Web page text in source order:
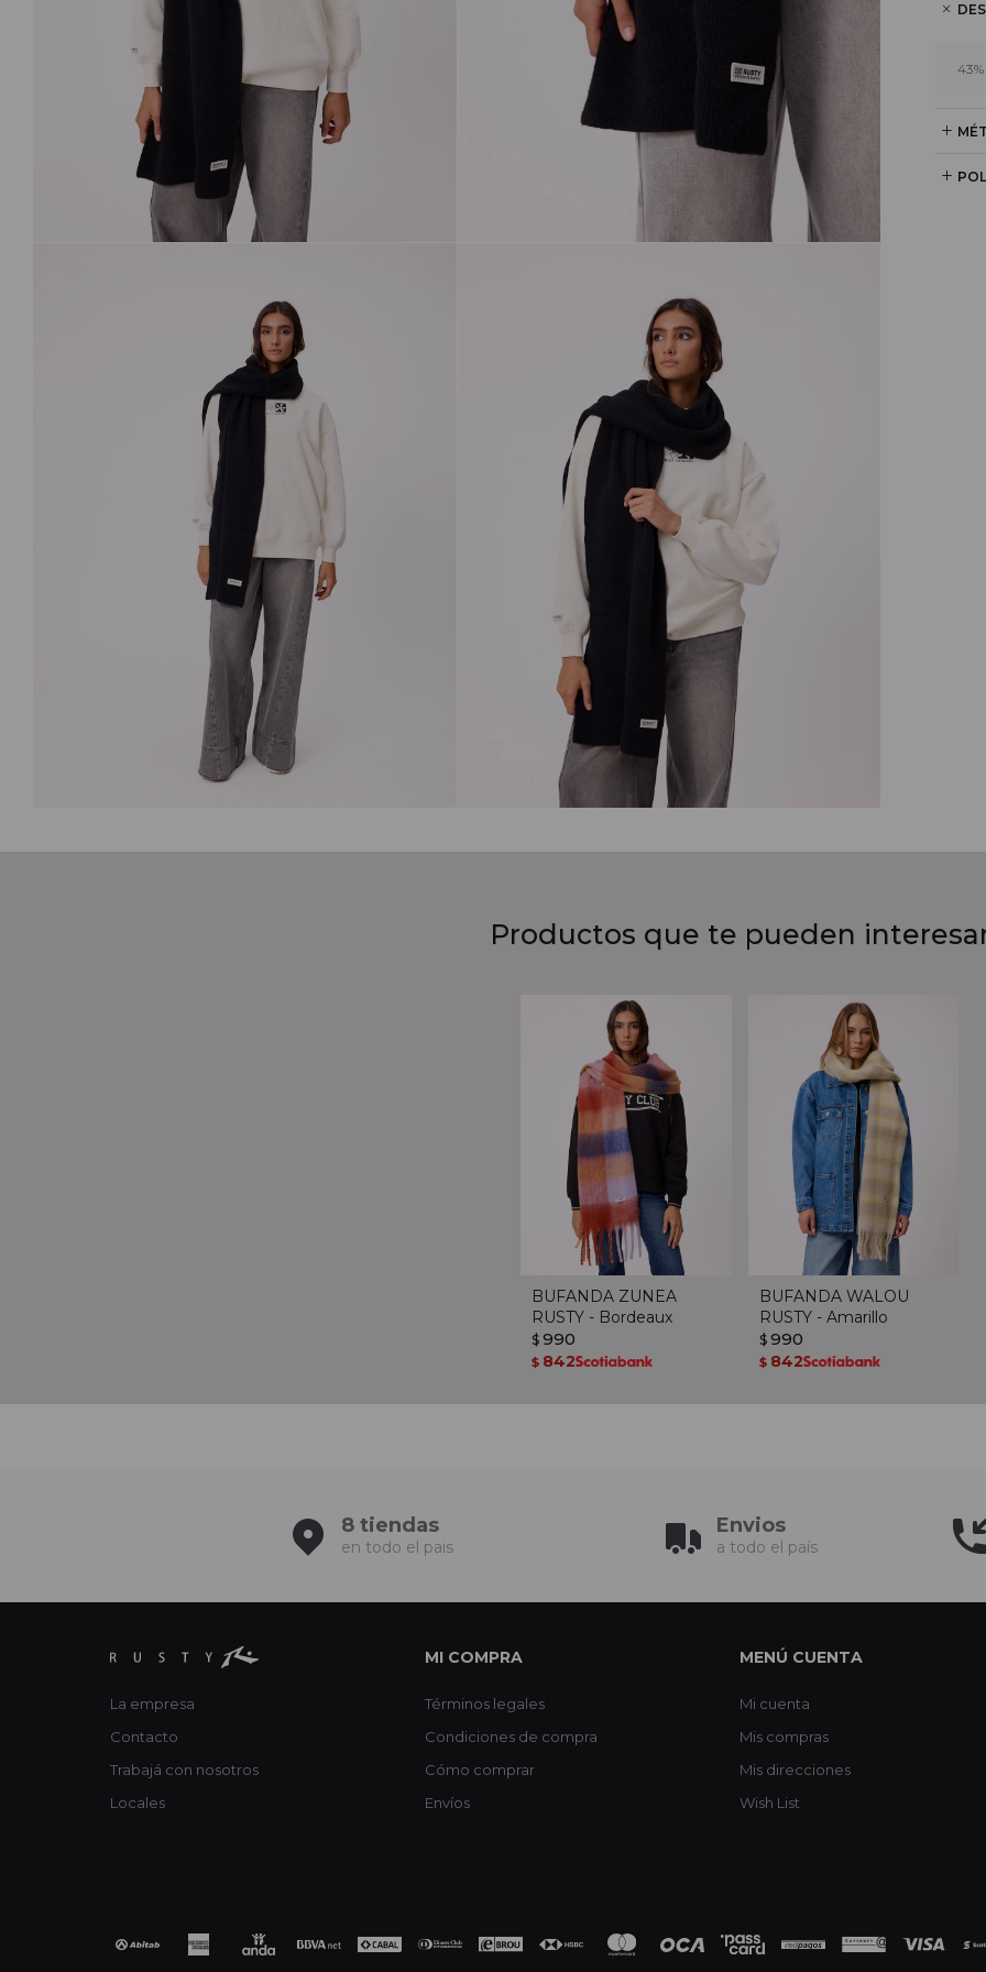
Productos que te pueden
BUFANDA ZUNEA
RUSTY - Bordeaux
$ 990
$ 842
BUFANDA WALOU
RUSTY - Amarillo
$ 990
$ 842
8 tiendas
en todo el pais
Envios
a todo el país
La empresa
Contacto
Trabajá con nosotros
Locales
MI COMPRA
Términos legales
Condiciones de compra
Cómo comprar
Envíos
MENÚ CUENTA
Mi cuenta
Mis compras
Mis direcciones
Wish List